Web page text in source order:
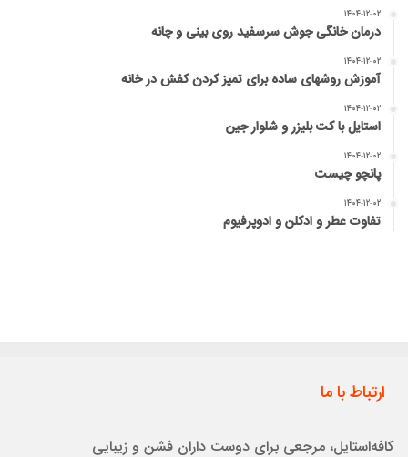
۱۴۰۴-۱۲-۰۲
درمان خانگی جوش سرسفید روی بینی و چانه
۱۴۰۴-۱۲-۰۲
آموزش روشهای ساده برای تمیز کردن کفش در خانه
۱۴۰۴-۱۲-۰۲
استایل با کت بلیزر و شلوار جین
۱۴۰۴-۱۲-۰۲
پانچو چیست
۱۴۰۴-۱۲-۰۲
تفاوت عطر و ادکلن و ادوپرفیوم
ارتباط با ما
کافه‌استایل، مرجعی برای دوست داران فشن و زیبایی